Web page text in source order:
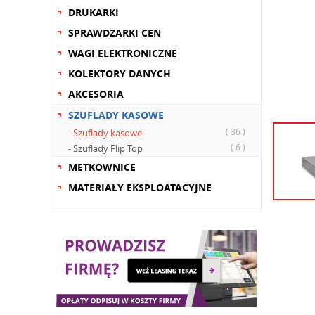
DRUKARKI
SPRAWDZARKI CEN
WAGI ELEKTRONICZNE
KOLEKTORY DANYCH
AKCESORIA
SZUFLADY KASOWE
- Szuflady kasowe ( 36 )
- Szuflady Flip Top ( 6 )
METKOWNICE
MATERIAŁY EKSPLOATACYJNE